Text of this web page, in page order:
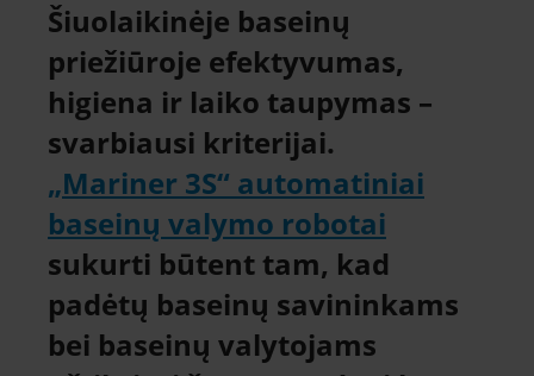
Šiuolaikinėje baseinų
priežiūroje efektyvumas,
higiena ir laiko taupymas –
svarbiausi kriterijai.
„Mariner 3S“ automatiniai
baseinų valymo robotai
sukurti būtent tam, kad
padėtų baseinų savininkams
bei baseinų valytojams